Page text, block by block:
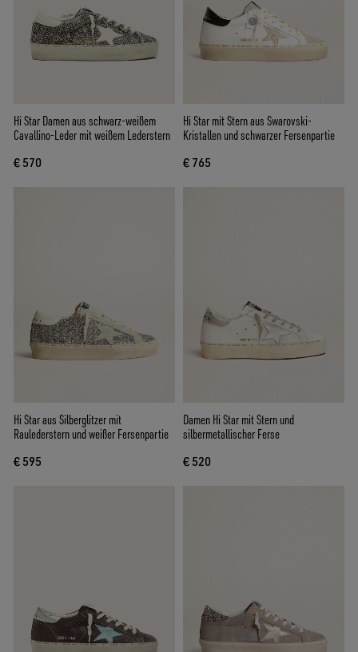
Hi Star Damen aus schwarz-weißem
Cavallino-Leder mit weißem Lederstern
€ 570
Hi Star mit Stern aus Swarovski-
Kristallen und schwarzer Fersenpartie
€ 765
Hi Star aus Silberglitzer mit
Raulederstern und weißer Fersenpartie
€ 595
Damen Hi Star mit Stern und
silbermetallischer Ferse
€ 520